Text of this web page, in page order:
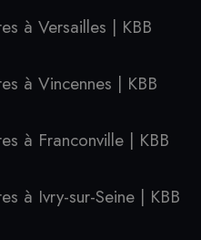
à Versailles | KBB
à Vincennes | KBB
à Franconville | KBB
à Ivry-sur-Seine | KBB